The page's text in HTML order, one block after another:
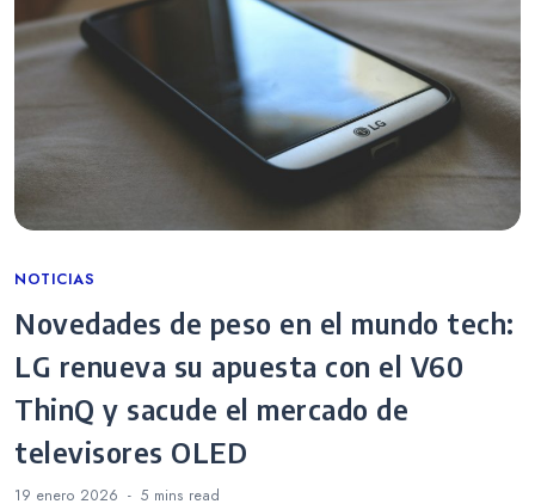
Categories
NOTICIAS
Novedades de peso en el mundo tech:
LG renueva su apuesta con el V60
ThinQ y sacude el mercado de
televisores OLED
19 enero 2026 5 mins read